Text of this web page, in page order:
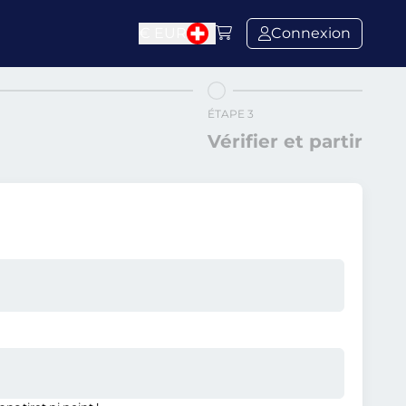
Connexion
ÉTAPE 3
Vérifier et partir